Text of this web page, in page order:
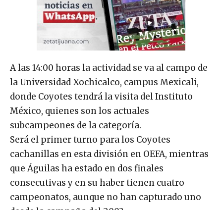
A las 14:00 horas la actividad se va al campo de
la Universidad Xochicalco, campus Mexicali,
donde Coyotes tendrá la visita del Instituto
México, quienes son los actuales
subcampeones de la categoría.
Será el primer turno para los Coyotes
cachanillas en esta división en OEFA, mientras
que Águilas ha estado en dos finales
consecutivas y en su haber tienen cuatro
campeonatos, aunque no han capturado uno